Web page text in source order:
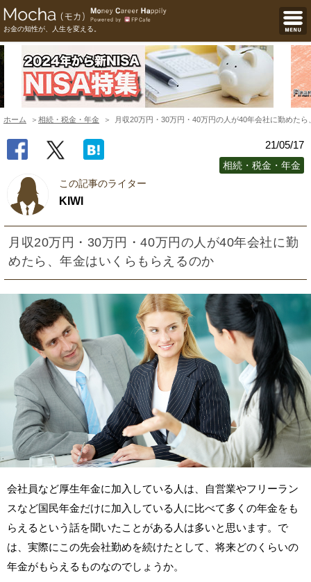
お金の知性が、人生を変える。
ホーム 相続・税金・年金 月収20万円・30万円・40万円の人が40年会社に勤めた
21/05/17
相続・税金・年金
この記事のライター
KIWI
月収20万円・30万円・40万円の人が40年会社に勤
めたら、年金はいくらもらえるのか
会社員など厚生年金に加入している人は、自営業やフリーラン
スなど国民年金だけに加入している人に比べて多くの年金をも
らえるという話を聞いたことがある人は多いと思います。で
は、実際にこの先会社勤めを続けたとして、将来どのくらいの
年金がもらえるものなのでしょうか。